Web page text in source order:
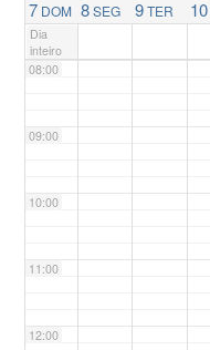
7 DOM 8SEG 9TER 10
Dia
inteiro
08:00
09:00
10:00
11:00
12:00